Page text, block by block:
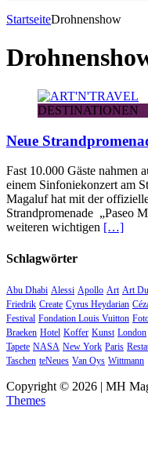
StartseiteDrohnenshow
DESTINATIONEN
Neue
Fast 10.000 Gäste nahmen
einem Sinfoniekonzert am
Magaluf hat mit der
Strandpromenade „Paseo
weiteren wichtigen […]
Schlagwörter
Abu Dhabi Alessi Apollo Art Art
Friedrik Create Cyrus Heydarian
Festival Fondation Louis Vuitton
Braeken Hotel Koffer Kunst London
Tapete NASA New York Paris
Taschen teNeues Van Oys Wittmann
Copyright © 2026 | MH
Themes